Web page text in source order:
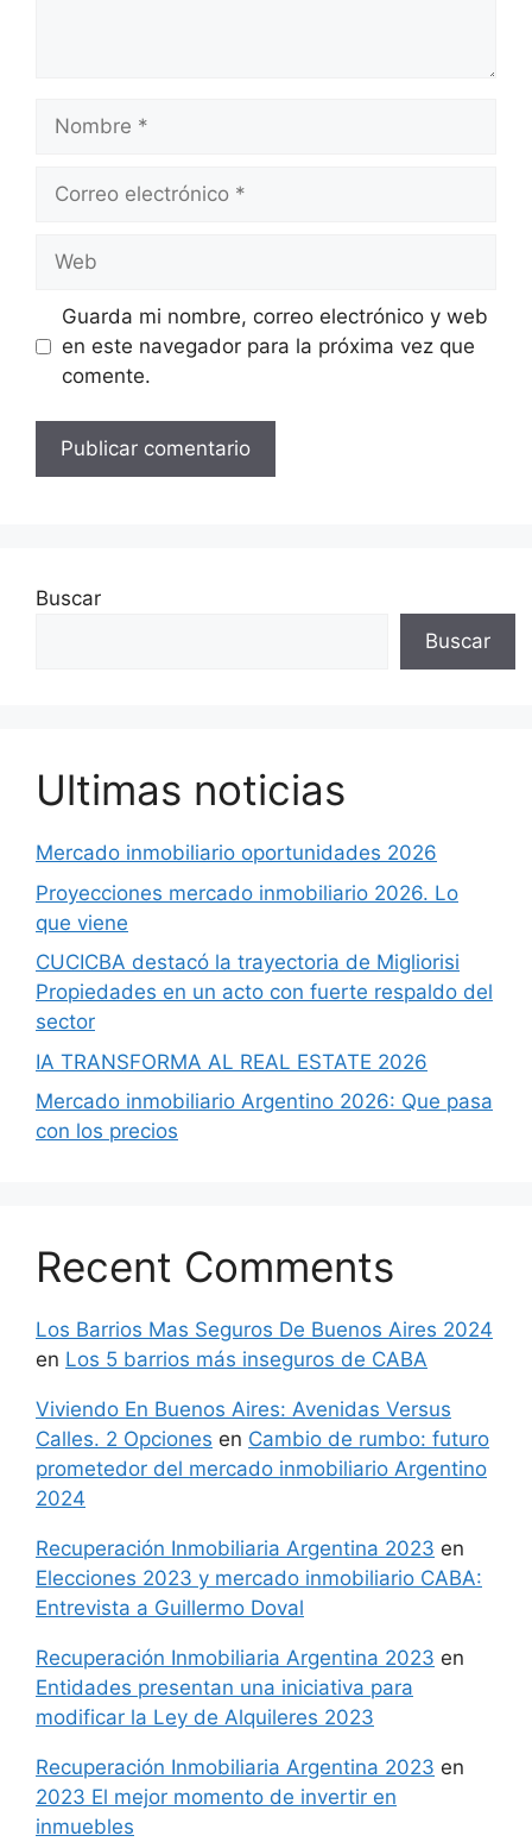
electrónico
Guarda mi nombre, correo electrónico y web
en este navegador para la próxima vez que
comente.
Buscar
Buscar
Ultimas noticias
Mercado inmobiliario oportunidades 2026
Proyecciones mercado inmobiliario 2026. Lo
que viene
CUCICBA destacó la trayectoria de Migliorisi
Propiedades en un acto con fuerte respaldo del
sector
IA TRANSFORMA AL REAL ESTATE 2026
Mercado inmobiliario Argentino 2026: Que pasa
con los precios
Recent Comments
Los Barrios Mas Seguros De Buenos Aires 2024
en Los 5 barrios más inseguros de CABA
Viviendo En Buenos Aires: Avenidas Versus
Calles. 2 Opciones en Cambio de rumbo: futuro
prometedor del mercado inmobiliario Argentino
2024
Recuperación Inmobiliaria Argentina 2023 en
Elecciones 2023 y mercado inmobiliario CABA:
Entrevista a Guillermo Doval
Recuperación Inmobiliaria Argentina 2023 en
Entidades presentan una iniciativa para
modificar la Ley de Alquileres 2023
Recuperación Inmobiliaria Argentina 2023 en
2023 El mejor momento de invertir en
inmuebles